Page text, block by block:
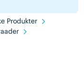
Produkter